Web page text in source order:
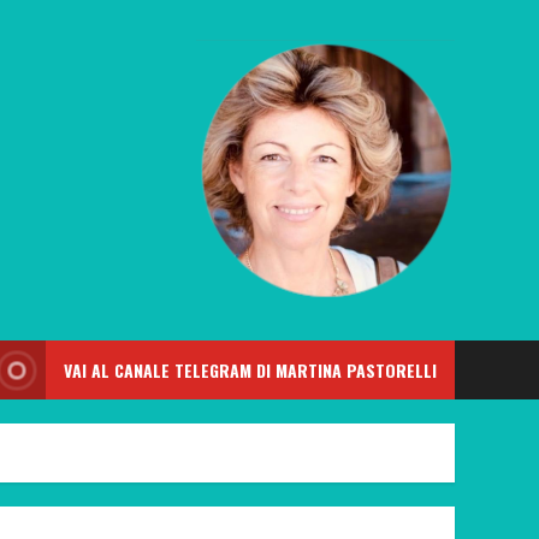
VAI AL CANALE TELEGRAM DI MARTINA PASTORELLI